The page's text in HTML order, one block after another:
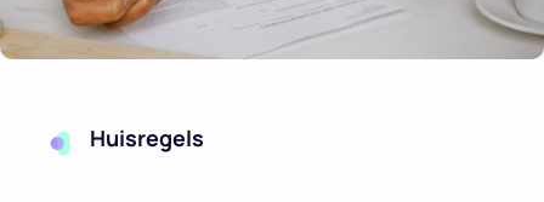
Huisregels